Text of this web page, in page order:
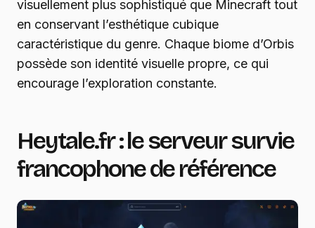
visuellement plus sophistiqué que Minecraft tout
en conservant l’esthétique cubique
caractéristique du genre. Chaque biome d’Orbis
possède son identité visuelle propre, ce qui
encourage l’exploration constante.
Heytale.fr : le serveur survie
francophone de référence